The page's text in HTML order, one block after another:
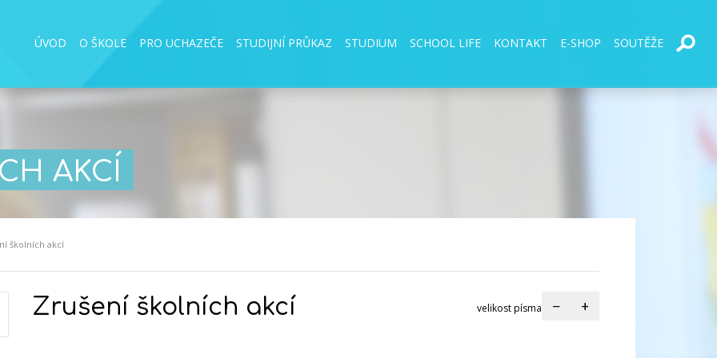
ÚVOD O ŠKOLE PRO UCHAZEČE STUDIJNÍ PRŮKAZ STUDIUM SCHOOL LIFE KONTAKT E-SHOP SOUTĚŽE
AKCÍ
školních akcí
Zrušení školních akcí velikost písma − +